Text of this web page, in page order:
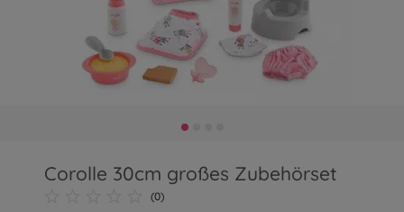
Corolle 30cm großes Zubehörset
(0)